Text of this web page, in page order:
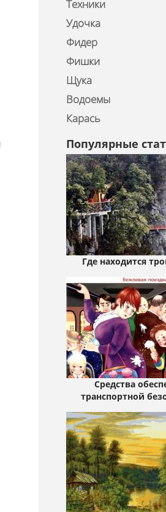
Техники
Удочка
Фидер
Фишки
Щука
Водоемы
Карась
Популярные
Где находится
Средства
транспортной